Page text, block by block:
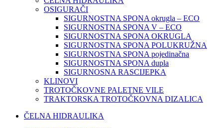
OSIGURAČI
SIGURNOSTNA SPONA okrugla – ECO
SIGURNOSTNA SPONA V – ECO
SIGURNOSTNA SPONA OKRUGLA
SIGURNOSTNA SPONA POLUKRUŽNA
SIGURNOSTNA SPONA pojedinačna
SIGURNOSTNA SPONA dupla
SIGURNOSNA RASCIJEPKA
KLINOVI
TROTOČKOVNE PALETNE VILE
TRAKTORSKA TROTOČKOVNA DIZALICA
ČELNA HIDRAULIKA